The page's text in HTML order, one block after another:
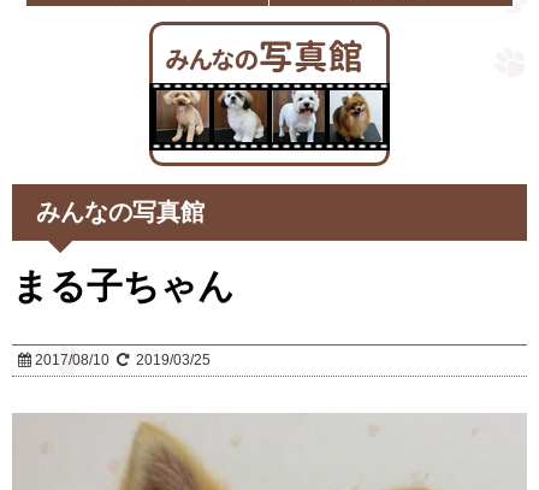
みんなの写真館
まる子ちゃん
2017/08/10 2019/03/25